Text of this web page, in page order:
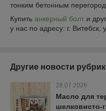
тонким бетонным
Купить анкерный болт и
у нас по адресу: г. Витебск,
Другие новости
28.07.2026
Масло для
шелковисто-